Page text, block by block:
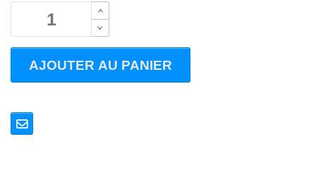
B
B
AJOUTER AU PANIER